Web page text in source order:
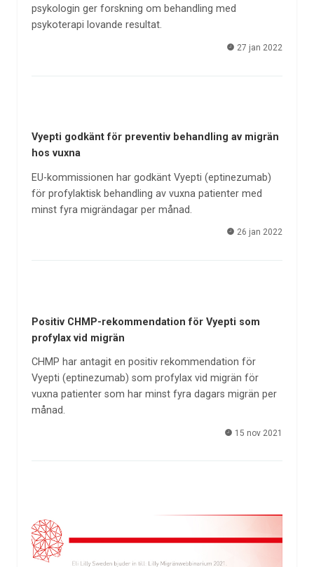
psykologin ger forskning om behandling med
psykoterapi lovande resultat.
27 jan 2022
Vyepti godkänt för preventiv behandling av migrän
hos vuxna
EU-kommissionen har godkänt Vyepti (eptinezumab)
för profylaktisk behandling av vuxna patienter med
minst fyra migrändagar per månad.
26 jan 2022
Positiv CHMP-rekommendation för Vyepti som
profylax vid migrän
CHMP har antagit en positiv rekommendation för
Vyepti (eptinezumab) som profylax vid migrän för
vuxna patienter som har minst fyra dagars migrän per
månad.
15 nov 2021